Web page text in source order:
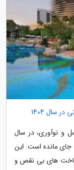
سال 1404
و نوآوری، در سال
جای مانده است. این
های بی نقص و